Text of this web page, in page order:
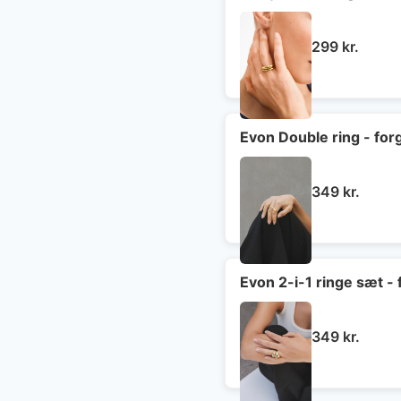
299 kr.
Evon Double ring -
349 kr.
Evon 2-i-1 ringe sæt -
349 kr.